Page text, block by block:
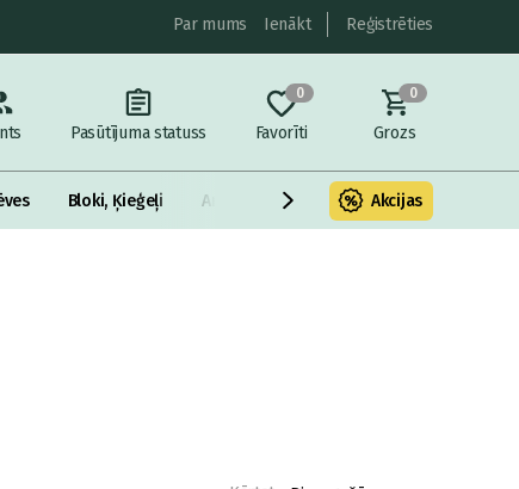
Par mums Ienākt Reģistrēties
Pasūtījuma statuss
0
Favorīti
0
Grozs
Bloki, Ķieģeļi Armatūra un metāls Fasādes
Akcijas